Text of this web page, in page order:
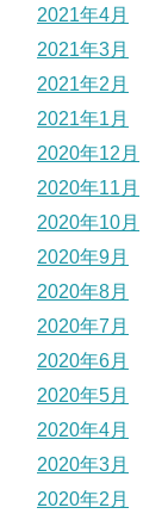
2021年4月
2021年3月
2021年2月
2021年1月
2020年12月
2020年11月
2020年10月
2020年9月
2020年8月
2020年7月
2020年6月
2020年5月
2020年4月
2020年3月
2020年2月